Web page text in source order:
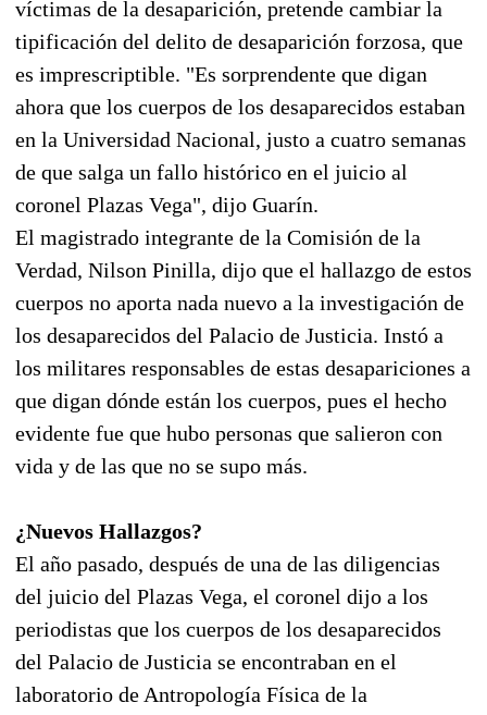
víctimas de la desaparición, pretende cambiar la
tipificación del delito de desaparición forzosa, que
es imprescriptible. "Es sorprendente que digan
ahora que los cuerpos de los desaparecidos estaban
en la Universidad Nacional, justo a cuatro semanas
de que salga un fallo histórico en el juicio al
coronel Plazas Vega", dijo Guarín.
El magistrado integrante de la Comisión de la
Verdad, Nilson Pinilla, dijo que el hallazgo de estos
cuerpos no aporta nada nuevo a la investigación de
los desaparecidos del Palacio de Justicia. Instó a
los militares responsables de estas desapariciones a
que digan dónde están los cuerpos, pues el hecho
evidente fue que hubo personas que salieron con
vida y de las que no se supo más.
¿Nuevos Hallazgos?
El año pasado, después de una de las diligencias
del juicio del Plazas Vega, el coronel dijo a los
periodistas que los cuerpos de los desaparecidos
del Palacio de Justicia se encontraban en el
laboratorio de Antropología Física de la